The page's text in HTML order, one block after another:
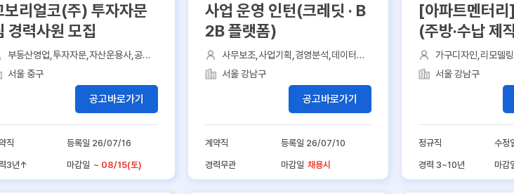
보리얼코(주) 투자자문
경력사원 모집
부동산영업,투자자문,자산운용사,공인
중개사,부동산
서울 중구
공고바로가기
직 등록일 26/07/16
3년↑ 마감일 ~ 08/15(토)
사업 운영 인턴(크레딧 · B
2B 플랫폼)
사무보조,사업기획,경영분석,데이터분
석,부동산중개
서울 강남구
공고바로가기
계약직 등록일 26/07/10
경력무관 마감일 채용시
[아파트멘터
(주방·수납 제
·발주 담당자
가구디자인,리모델
인테리어,인테리어
서울 강남구
정규직 수
경력 3~10년 마감